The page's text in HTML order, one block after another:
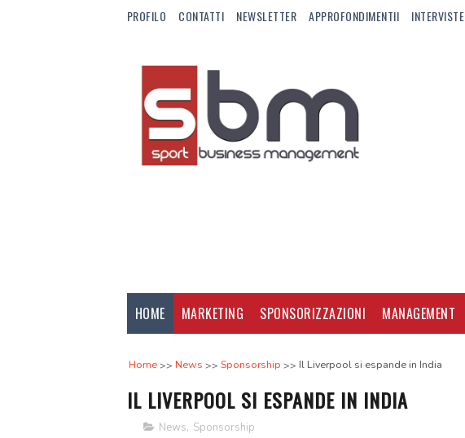
PROFILO CONTATTI NEWSLETTER APPROFONDIMENTII INTERVISTE
HOME MARKETING SPONSORIZZAZIONI MANAGEMENT
Home News Sponsorship Il Liverpool si espande in India
IL LIVERPOOL SI ESPANDE IN INDIA
News, Sponsorship